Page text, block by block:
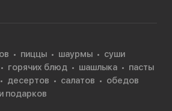
пиццы шаурмы
суши
горячих блюд шашлыка
пасты
десертов салатов
обедов
подарков